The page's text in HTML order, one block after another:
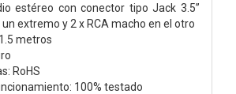
estéreo con conector tipo Jack 3.5”
extremo y 2 x RCA macho en el otro
metros
RoHS
100% testado